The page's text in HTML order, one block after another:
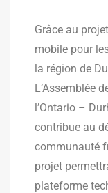
Grâce au
mobile pour
la région de
L’Assemblée
l’Ontario –
contribue au
communauté
projet
plateforme